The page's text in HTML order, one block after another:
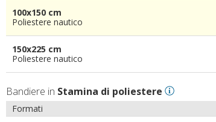
100x150 cm
Poliestere nautico
150x225 cm
Poliestere nautico
Bandiere in Stamina di poliestere
Formati